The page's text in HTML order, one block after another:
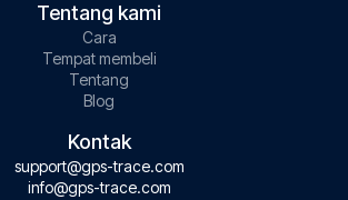
Tentang kami
Cara
Tempat membeli
Tentang
Blog
Kontak
support@gps-trace.com
info@gps-trace.com